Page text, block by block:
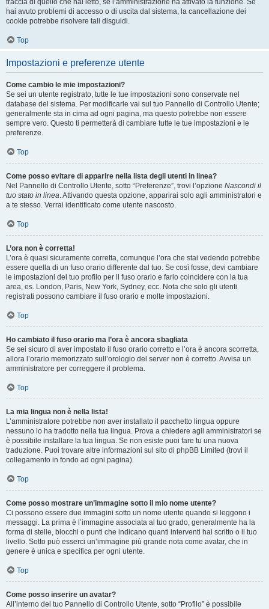
traccia di quello che hai letto, se l’amministrazione ha attivato la funzione. Se
hai avuto problemi di accesso o di uscita dal sistema, la cancellazione dei
cookie potrebbe risolvere tali disguidi.
Top
Impostazioni e preferenze utente
Come cambio le mie impostazioni?
Se sei un utente registrato, tutte le tue impostazioni sono conservate nel
database del sistema. Per modificarle vai sul tuo Pannello di Controllo Utente;
generalmente sta in cima ad ogni pagina, ma questo potrebbe non essere
sempre vero. Questo ti permetterà di cambiare tutte le tue impostazioni e le
preferenze.
Top
Come posso evitare di apparire nella lista degli utenti in linea?
Nel Pannello di Controllo Utente, sotto “Preferenze”, trovi l’opzione Nascondi il
tuo stato in linea. Attivando questa opzione, apparirai solo agli amministratori e
a te stesso. Verrai identificato come utente nascosto.
Top
L’ora non è corretta!
L’ora è quasi sicuramente corretta, comunque l’ora che stai vedendo potrebbe
essere quella di un fuso orario differente dal tuo. Se così fosse, devi cambiare
le impostazioni del tuo profilo per il fuso orario e farlo coincidere con la tua
area, es. London, Paris, New York, Sydney, ecc. Nota che solo gli utenti
registrati possono cambiare il fuso orario e molte impostazioni.
Top
Ho cambiato il fuso orario ma l’ora è ancora sbagliata
Se sei sicuro di aver impostato il fuso orario corretto e l’ora è ancora scorretta,
allora l’orario memorizzato sull’orologio del server non è corretto. Avvisa un
amministratore per correggere il problema.
Top
La mia lingua non è nella lista!
L’amministratore potrebbe non aver installato il pacchetto lingua oppure
nessuno lo ha tradotto nella tua lingua. Prova a chiedere agli amministratori se
è possibile installare la tua lingua. Se non esiste puoi fare tu una nuova
traduzione. Puoi trovare altre informazioni sul sito di phpBB Limited (trovi il
collegamento in fondo ad ogni pagina).
Top
Come posso mostrare un’immagine sotto il mio nome utente?
Ci possono essere due immagini sotto un nome utente quando si leggono i
messaggi. La prima è l’immagine associata al tuo grado, generalmente ha la
forma di stelle, blocchi o punti che indicano quanti interventi hai scritto o il tuo
livello. Sotto può esserci un’immagine più grande nota come avatar, che in
genere è unica e specifica per ogni utente.
Top
Come posso inserire un avatar?
All’interno del tuo Pannello di Controllo Utente, sotto “Profilo” è possibile